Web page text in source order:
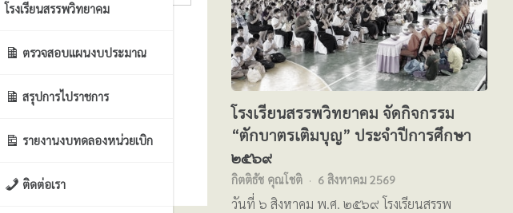
โรงเรียนสรรพวิทยาคม
ตรวจสอบแผนงบประมาณ
สรุปการไปราชการ
รายงานงบทดลองหน่วยเบิก
ติดต่อเรา
โรงเรียนสรรพวิทยาคม จัดกิจกรรม
“ตักบาตรเติมบุญ” ประจำปีการศึกษา
๒๕๖๙
กิตติธัช คุณโชติ 6 สิงหาคม 2569
วันที่ ๖ สิงหาคม พ.ศ. ๒๕๖๙ โรงเรียนสรรพ